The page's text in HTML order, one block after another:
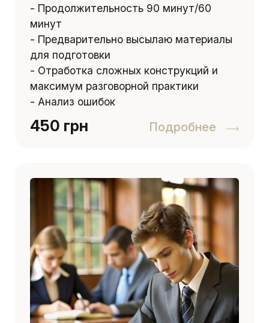
- Продолжительность 90 минут/60
минут
- Предварительно высылаю материалы
для подготовки
- Отработка сложных конструкций и
максимум разговорной практики
- Анализ ошибок
450 грн Подробнее